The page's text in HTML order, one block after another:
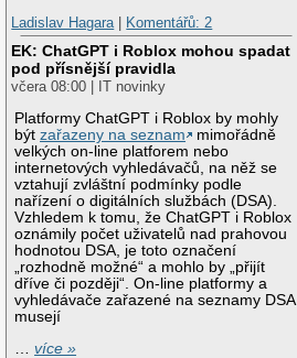
Ladislav Hagara
Komentářů: 2
EK: ChatGPT i Roblox mohou spadat
pod přísnější pravidla
včera 08:00 | IT novinky
Platformy ChatGPT i Roblox by mohly
býtzařazeny na seznam
mimořádně
velkých on-line platforem nebo
internetových vyhledávačů, na něž se
vztahují zvláštní podmínky podle
nařízení o digitálních službách (DSA).
Vzhledem k tomu, že ChatGPT i Roblox
oznámily počet uživatelů nad prahovou
hodnotou DSA, je toto označení
„rozhodně možné“ a mohlo by „přijít
dříve či později“. On-line platformy a
vyhledávače zařazené na seznamy DSA
musejí
…více »